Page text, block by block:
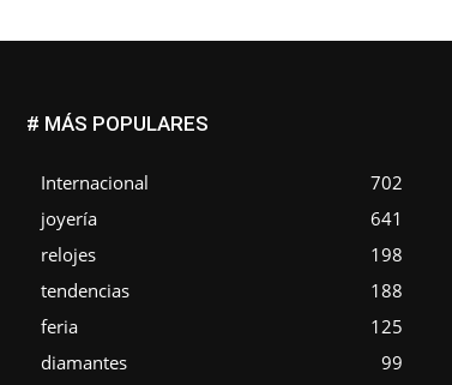
# MÁS POPULARES
Internacional
702
joyería
641
relojes
198
tendencias
188
feria
125
diamantes
99